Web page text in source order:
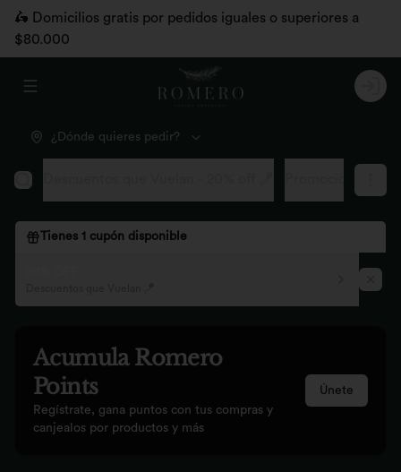
🛵 Domicilios gratis por pedidos iguales o superiores a
$80.000
Abrir menu de navegación Login
¿Dónde quieres pedir?
Tienes 1 cupón disponible
Acumula Romero
Points
Regístrate, gana puntos con tus compras y
canjealos por productos y más
Únete